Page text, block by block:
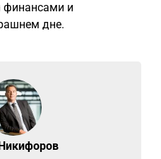
финансами и
дне.